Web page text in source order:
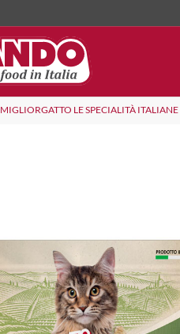
MIGLIORGATTO LE SPECIALITÀ ITALIANE